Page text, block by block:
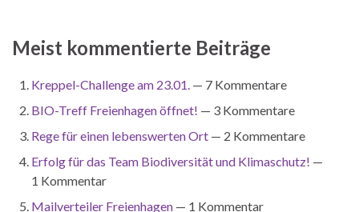
Meist kommentierte Beiträge
Kreppel-Challenge am 23.01. — 7 Kommentare
BIO-Treff Freienhagen öffnet! — 3 Kommentare
Rege für einen lebenswerten Ort — 2 Kommentare
Erfolg für das Team Biodiversität und Klimaschutz! —
1 Kommentar
Mailverteiler Freienhagen — 1 Kommentar